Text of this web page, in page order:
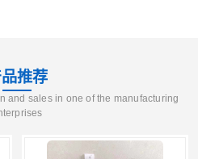
推荐
and sales in one of the manufacturing